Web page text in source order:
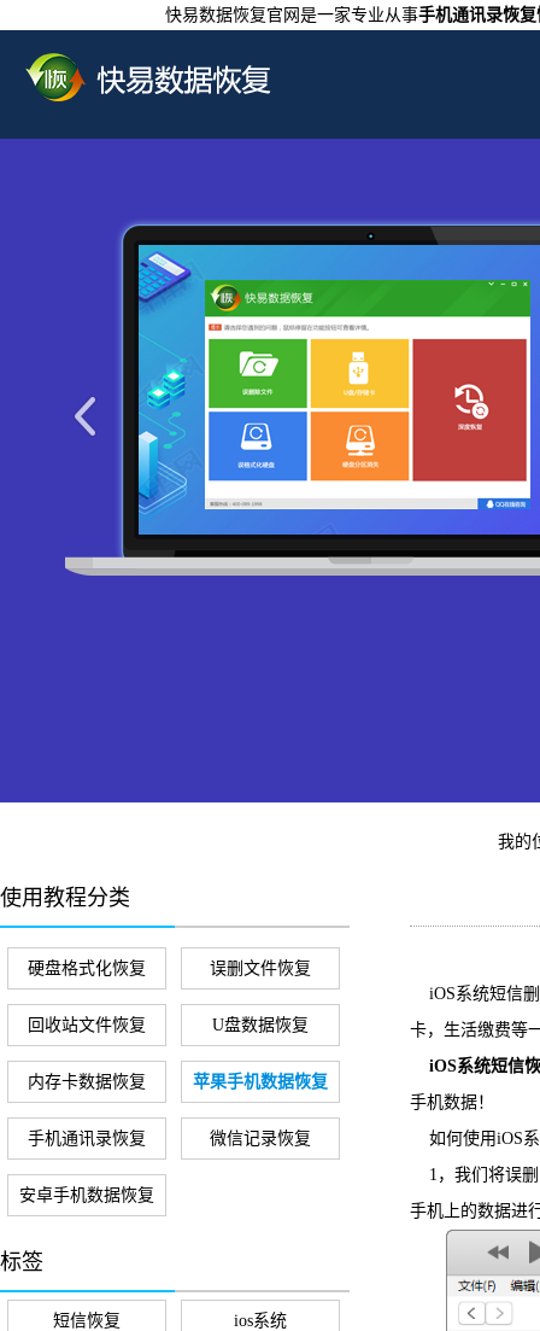
快易数据恢复官网是一家专业从事手机通讯录恢
我的
使用教程分类
硬盘格式化恢复 误删文件恢复
回收站文件恢复 U盘数据恢复
内存卡数据恢复 苹果手机数据恢复
手机通讯录恢复 微信记录恢复
安卓手机数据恢复
标签
短信恢复 ios系统
iOS系统短信删
卡，生活缴费等
iOS系统短信
手机数据！
如何使用iOS
1，我们将误
手机上的数据进